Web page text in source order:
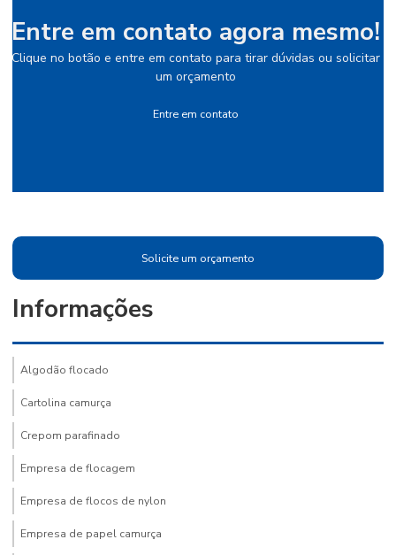
Entre em contato agora mesmo!
Clique no botão e entre em contato para tirar dúvidas ou solicitar
um orçamento
Entre em contato
Solicite um orçamento
Informações
Algodão flocado
Cartolina camurça
Crepom parafinado
Empresa de flocagem
Empresa de flocos de nylon
Empresa de papel camurça